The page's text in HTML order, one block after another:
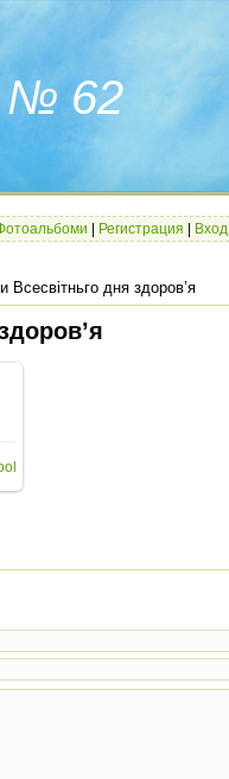
№ 62
Регистрация Вход
Всесвітньго дня здоров’я